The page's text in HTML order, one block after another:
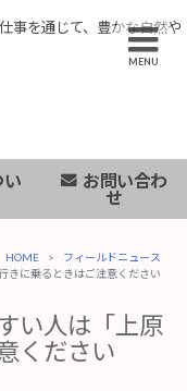
MENU
事を通じて、豊かな自然や
い
お問い合わ
せ
HOME
フィールドニュース
きに乗るときはご注意ください
い人は「上原
ください
主なカテゴリー
過去の投稿
Copyright © 2018